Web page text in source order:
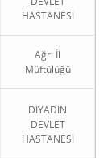
HASTANESİ
Ağrı İl
Müftülüğü
DİYADİN
DEVLET
HASTANESİ